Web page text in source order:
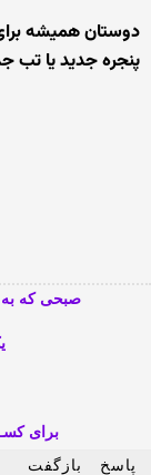
پنجره جدید یا تب
صبحی که به
برای
پاسخ
بازگفت